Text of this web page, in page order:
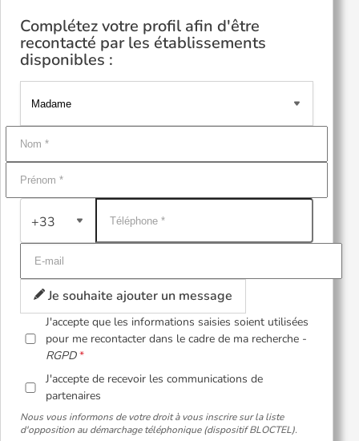
Complétez votre profil afin d'être
recontacté par les établissements
disponibles :
+33
Je souhaite ajouter un message
J'accepte que les informations saisies soient utilisées
pour me recontacter dans le cadre de ma recherche -
RGPD
J'accepte de recevoir les communications de
partenaires
Nous vous informons de votre droit à vous inscrire sur la liste
d'opposition au démarchage téléphonique (dispositif BLOCTEL).